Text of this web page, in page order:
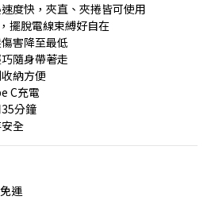
度快，夾直、夾捲皆可使用
擺脫電線束縛好自在
害降至最低
隨身帶著走
納方便
C充電
分鐘
全
運